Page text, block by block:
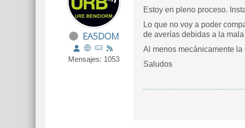
EA5DOM
Mensajes: 1053
Estoy en pleno proceso.
Lo que no voy a poder
de averías debidas a la
Al menos mecánicamente
Saludos